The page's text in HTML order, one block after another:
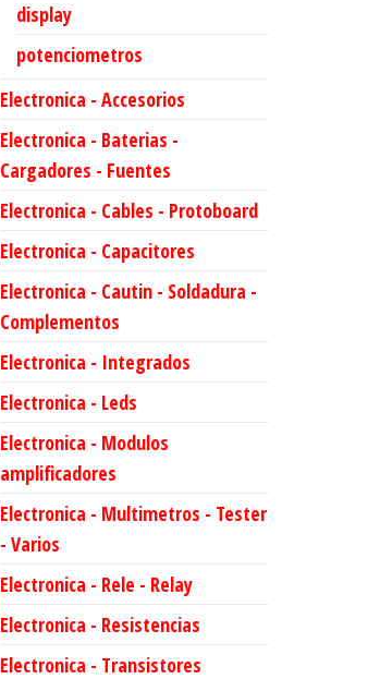
display
potenciometros
Electronica - Accesorios
Electronica - Baterias -
Cargadores - Fuentes
Electronica - Cables - Protoboard
Electronica - Capacitores
Electronica - Cautin - Soldadura -
Complementos
Electronica - Integrados
Electronica - Leds
Electronica - Modulos
amplificadores
Electronica - Multimetros - Tester
- Varios
Electronica - Rele - Relay
Electronica - Resistencias
Electronica - Transistores